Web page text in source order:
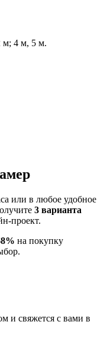
м; 4 м, 5 м.
или в любое удобное
3 варианта
проект.
на покупку
и свяжется с вами в